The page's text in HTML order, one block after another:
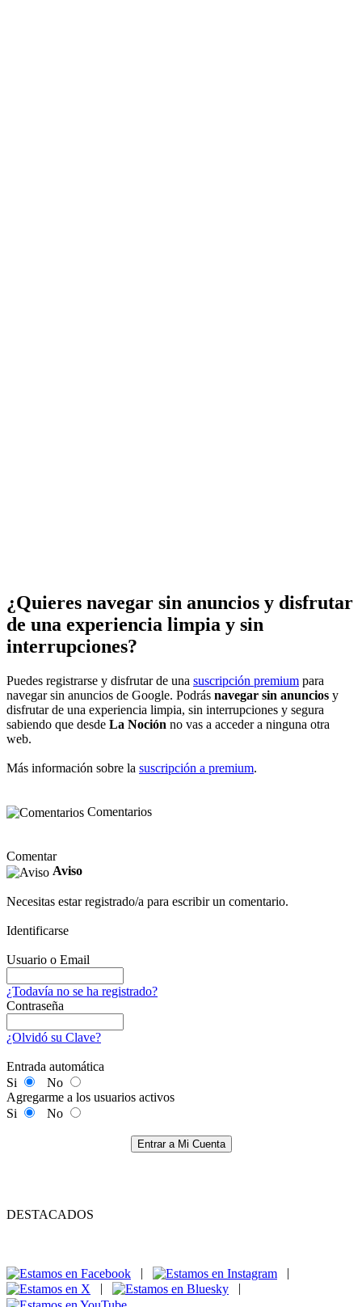
¿Quieres navegar sin anuncios y disfrutar
de una experiencia limpia y sin
interrupciones?
Puedes registrarse y disfrutar de una suscripción premium para
navegar sin anuncios de Google. Podrás navegar sin anuncios y
disfrutar de una experiencia limpia, sin interrupciones y segura
sabiendo que desde La Noción no vas a acceder a ninguna otra
web.
Más información sobre la suscripción a premium.
Comentarios
Comentar
Aviso
Necesitas estar registrado/a para escribir un comentario.
Identificarse
Usuario o Email
¿Todavía no se ha registrado?
Contraseña
¿Olvidó su Clave?
Entrada automática
Si
No
Agregarme a los usuarios activos
Si
No
Entrar a Mi Cuenta
DESTACADOS
|
|
|
|